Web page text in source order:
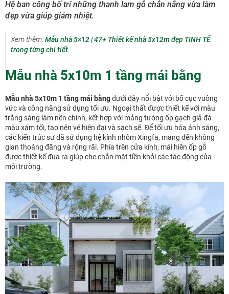
Hệ ban công bố trí những thanh lam gỗ chắn nắng vừa làm
đẹp vừa giúp giảm nhiệt.
Xem thêm:Mẫu nhà 5×12 | 47+ Thiết kế nhà 5x12m đẹp TINH TẾ
trong từng chi tiết
Mẫu nhà 5x10m 1 tầng mái bằng
Mẫu nhà 5x10m 1 tầng mái bằngdưới đây nổi bật với bố cục vuông
vức và công năng sử dụng tối ưu. Ngoại thất được thiết kế với màu
trắng sáng làm nền chính, kết hợp với mảng tường ốp gạch giả đá
màu xám tối, tạo nên vẻ hiện đại và sạch sẽ. Để tối ưu hóa ánh sáng,
các kiến trúc sư đã sử dụng hệ kính nhôm Xingfa, mang đến không
gian thoáng đãng và rộng rãi. Phía trên cửa kính, mái hiên ốp gỗ
được thiết kế đua ra giúp che chắn mặt tiền khỏi các tác động của
môi trường.